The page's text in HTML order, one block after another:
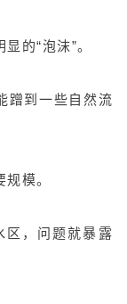
的“泡沫”。
蹭到一些自然流
模。
区，问题就暴露